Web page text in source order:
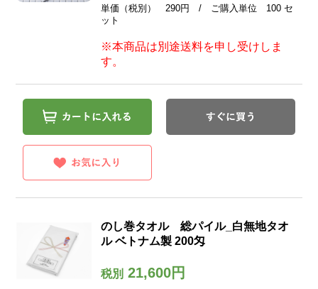
単価（税別） 290円 / ご購入単位 100 セ
ット
※本商品は別途送料を申し受けしま
す。
のし巻タオル 総パイル_白無地タオ
ル ベトナム製 200匁
税別21,600円